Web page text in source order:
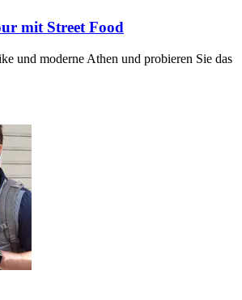
mit Street Food
und moderne Athen und probieren Sie das